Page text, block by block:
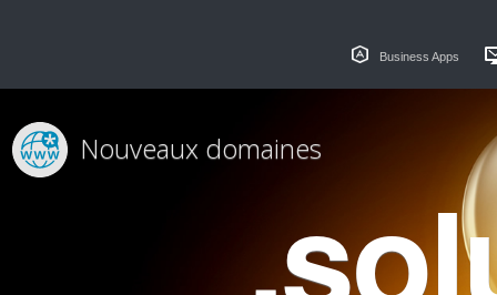
Business Apps
Nouveaux domaines